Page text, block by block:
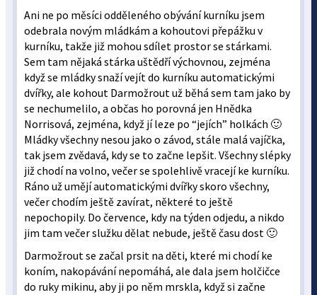
Ani ne po měsíci odděleného obývání kurníku jsem
odebrala novým mládkám a kohoutovi přepážku v
kurníku, takže již mohou sdílet prostor se stárkami.
Sem tam nějaká stárka uštědří výchovnou, zejména
když se mládky snaží vejít do kurníku automatickými
dvířky, ale kohout Darmožrout už běhá sem tam jako by
se nechumelilo, a občas ho porovná jen Hnědka
Norrisová, zejména, když jí leze po “jejích” holkách 🙂
Mládky všechny nesou jako o závod, stále malá vajíčka,
tak jsem zvědavá, kdy se to začne lepšit. Všechny slépky
již chodí na volno, večer se spolehlivě vracejí ke kurníku.
Ráno už umějí automatickými dvířky skoro všechny,
večer chodím ještě zavírat, některé to ještě
nepochopily. Do července, kdy na týden odjedu, a nikdo
jim tam večer služku dělat nebude, ještě času dost 🙂
Darmožrout se začal prsit na děti, které mi chodí ke
koním, nakopávání nepomáhá, ale dala jsem holčičce
do ruky mikinu, aby ji po něm mrskla, když si začne